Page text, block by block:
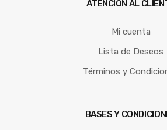
ATENCIÓN AL
Mi cuenta
Lista de Deseos
Términos y
BASES Y